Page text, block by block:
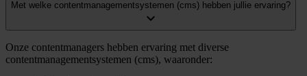
Met welke contentmanagementsystemen (cms) hebben jullie ervaring?
expand_more
Onze contentmanagers hebben ervaring met diverse
contentmanagementsystemen (cms), waaronder: